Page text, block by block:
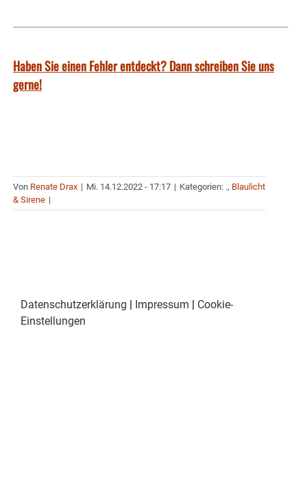
Haben Sie einen Fehler entdeckt? Dann schreiben Sie uns
gerne!
Von Renate Drax | Mi. 14.12.2022 - 17:17 | Kategorien: ., Blaulicht
& Sirene |
Datenschutzerklärung Impressum
Cookie-
Einstellungen